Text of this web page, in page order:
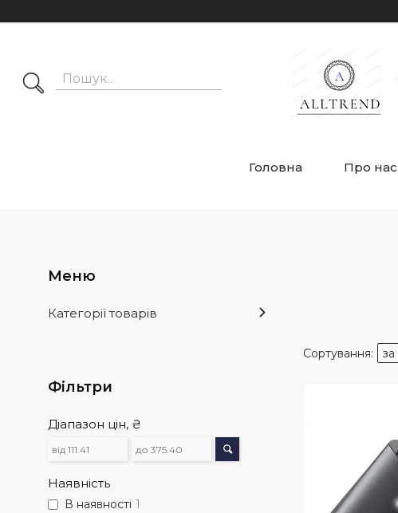
Головна Про нас
Категорії товарів
Фільтри
Діапазон цін, ₴
Наявність
В наявності 1